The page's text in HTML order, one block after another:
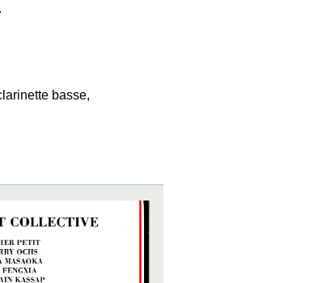
basse,